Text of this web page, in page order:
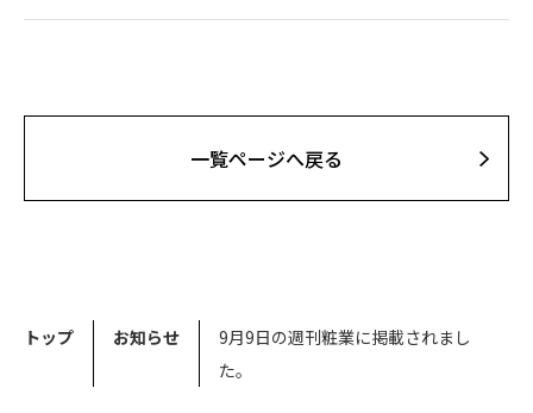
⼀覧ページへ戻る
トップ お知らせ
9月9日の週刊粧業に掲載されまし
た。